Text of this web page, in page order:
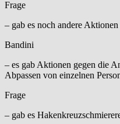
Frage
– gab es noch andere
Bandini
– es gab Aktionen gegen die
Abpassen von einzelnen
Frage
– gab es